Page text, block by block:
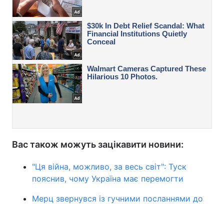
Вас також можуть зацікавити новини:
"Ця війна, можливо, за весь світ": Туск
пояснив, чому Україна має перемогти
Мерц звернувся із гучними посланнями до